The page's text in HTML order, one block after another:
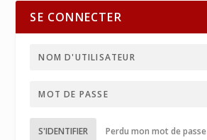
SE CONNECTER
S'IDENTIFIER Perdu mon mot de passe